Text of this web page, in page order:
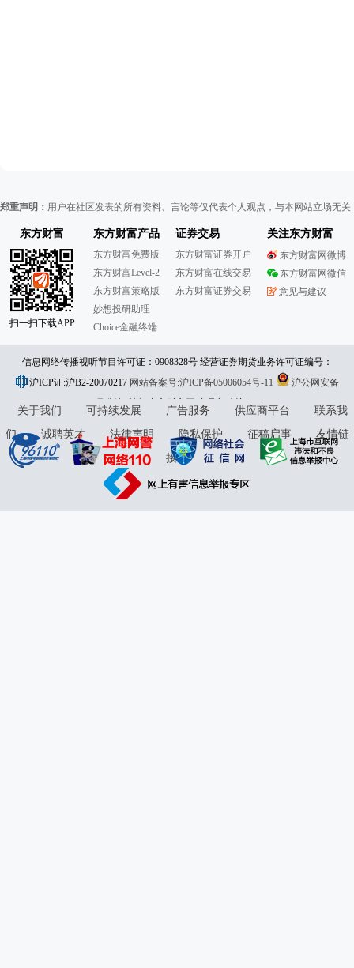
郑重声明： 用户在社区发表的所有资料、言论等仅代表个人观点，与本网站立场无
东方财富
扫一扫下载APP
东方财富产品
东方财富免费版
东方财富Level-2
东方财富策略版
妙想投研助理
Choice金融终端
证券交易
东方财富证券开户
东方财富在线交易
东方财富证券交易
关注东方财富
东方财富网微博
东方财富网微信
意见与建议
信息网络传播视听节目许可证：0908328号 经营证券期货业务许可证编号：
913101046312860336 违法和不良信息举报:021-61278686 举报邮箱：
jubao@eastmoney.com
沪ICP证:沪B2-20070217 网站备案号:沪ICP备05006054号-11
沪公网安备
31010402000120号版权所有:东方财富网意见与建议:4000300059/952500
关于我们 可持续发展 广告服务 供应商平台
联系我
们
诚聘英才 法律声明 隐私保护 征稿启事
友情链
接